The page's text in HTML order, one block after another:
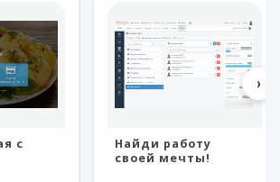
с
Найди работу
своей мечты!
›